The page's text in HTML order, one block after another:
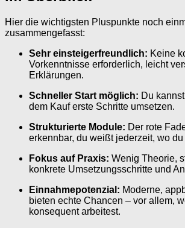
Hier die wichtigsten Pluspunkte noch
zusammengefasst:
Sehr einsteigerfreundlich: Keine
Vorkenntnisse erforderlich, leicht
Erklärungen.
Schneller Start möglich: Du
dem Kauf erste Schritte umsetzen.
Strukturierte Module: Der rote
erkennbar, du weißt jederzeit, wo
Fokus auf Praxis: Wenig Theorie,
konkrete Umsetzungsschritte und
Einnahmepotenzial: Moderne,
bieten echte Chancen – vor allem,
konsequent arbeitest.